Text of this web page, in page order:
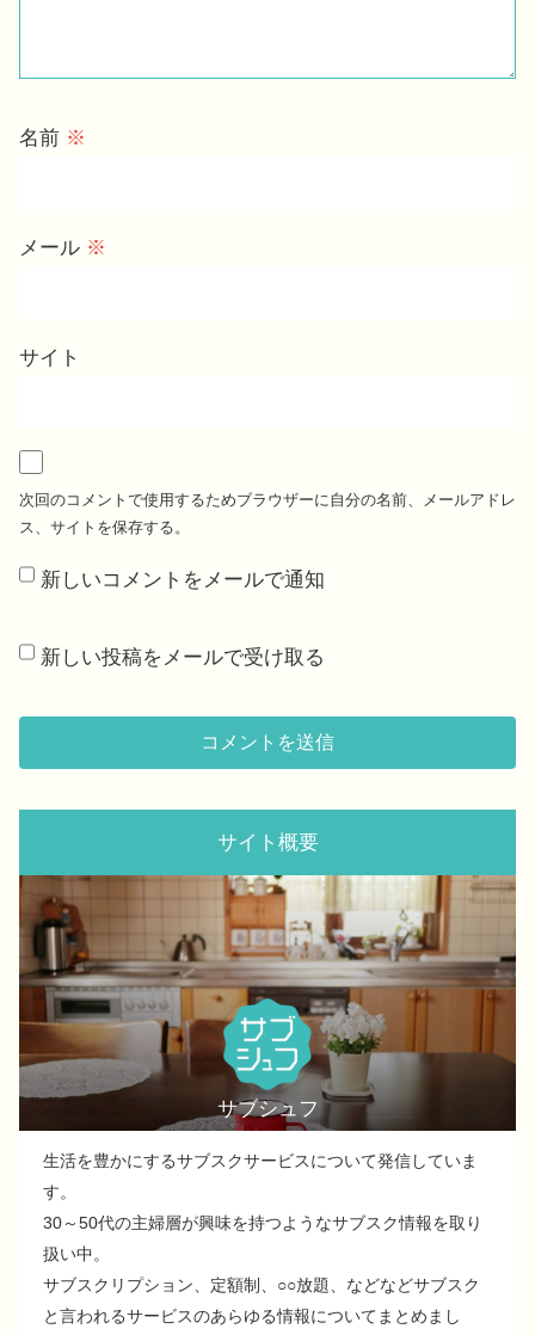
名前 ※
メール ※
サイト
次回のコメントで使用するためブラウザーに自分の名前、メールアドレ
ス、サイトを保存する。
新しいコメントをメールで通知
新しい投稿をメールで受け取る
サイト概要
サブシュフ
生活を豊かにするサブスクサービスについて発信していま
す。
30～50代の主婦層が興味を持つようなサブスク情報を取り
扱い中。
サブスクリプション、定額制、○○放題、などなどサブスク
と言われるサービスのあらゆる情報についてまとめまし